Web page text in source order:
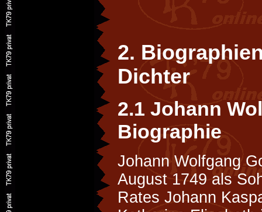
2.
Dichter
2.1 Johann
Biographie
Johann Wolfgang
August 1749 als
Rates Johann